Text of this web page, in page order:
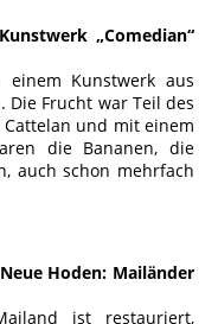
„Comedian“
Kunstwerk aus
Frucht war Teil des
Cattelan und mit einem
die Bananen, die
auch schon mehrfach
Hoden: Mailänder
ist restauriert,